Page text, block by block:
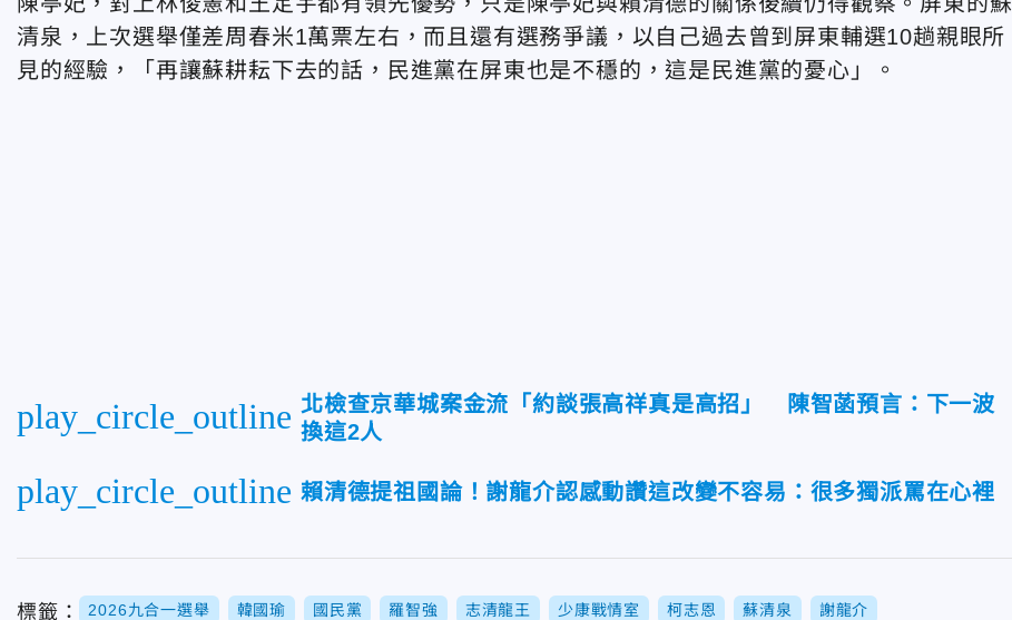
清泉，上次選舉僅差周春米1萬票左右，而且還有選務爭議，以自己過去曾到屏東輔選10趟親眼所
見的經驗，「再讓蘇耕耘下去的話，民進黨在屏東也是不穩的，這是民進黨的憂心」。
play_circle_outline 北檢查京華城案金流「約談張高祥真是高招」 陳智菡預言：下一波
換這2人
play_circle_outline 賴清德提祖國論！謝龍介認感動讚這改變不容易：很多獨派罵在心裡
標籤： 2026九合一選舉 韓國瑜 國民黨 羅智強 志清龍王 少康戰情室 柯志恩 蘇清泉 謝龍介